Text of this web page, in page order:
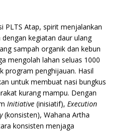
PLTS Atap, spirit menjalankan
kegiatan daur ulang
sampah organik dan kebun
mengolah lahan seluas 1000
program penghijauan. Hasil
untuk membuat nasi bungkus
kurang mampu. Dengan
Initiative (inisiatif), Execution
(konsisten), Wahana Artha
konsisten menjaga